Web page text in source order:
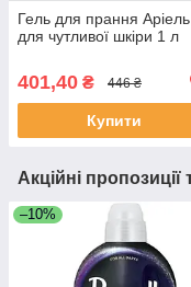
Гель для прання Аріель
для чутливої шкіри 1 л
401,40 ₴ 446 ₴
Купити
Акційні
–10%